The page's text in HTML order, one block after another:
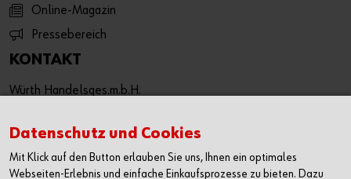
Online-Magazin
Pressebereich
KONTAKT
Würth Handelsges.m.b.H.
3071 Böheimkirchen
T: +43 50 8242 0
Datenschutz und Cookies
Mit Klick auf den Button erlauben Sie uns, Ihnen ein optimales
Webseiten-Erlebnis und einfache Einkaufsprozesse zu bieten. Dazu